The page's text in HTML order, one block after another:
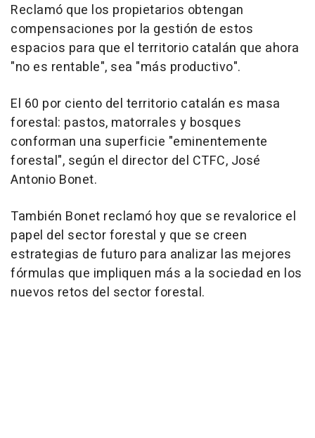
Reclamó que los propietarios obtengan
compensaciones por la gestión de estos
espacios para que el territorio catalán que ahora
"no es rentable", sea "más productivo".
El 60 por ciento del territorio catalán es masa
forestal: pastos, matorrales y bosques
conforman una superficie "eminentemente
forestal", según el director del CTFC, José
Antonio Bonet.
También Bonet reclamó hoy que se revalorice el
papel del sector forestal y que se creen
estrategias de futuro para analizar las mejores
fórmulas que impliquen más a la sociedad en los
nuevos retos del sector forestal.